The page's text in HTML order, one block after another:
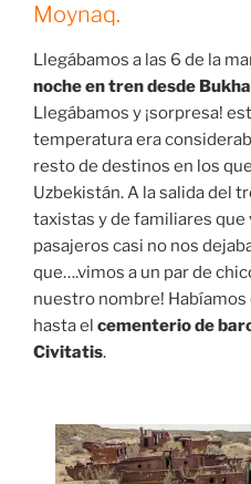
Moynaq.
Llegábamos a las 6 de la
noche en tren desde
Llegábamos y ¡sorpresa!
temperatura era
resto de destinos en los
Uzbekistán. A la salida del
taxistas y de familiares que
pasajeros casi no nos
que….vimos a un par de
nuestro nombre!
hasta el cementerio de
Civitatis.